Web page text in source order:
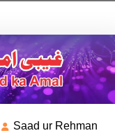
AprilSaad ur Rehman